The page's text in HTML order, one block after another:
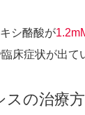
シ酪酸が
床症状が出て
スの治療